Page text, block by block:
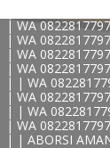
| WA
| WA
| WA
| WA
| | WA
| WA
| | WA
| WA
| | ABORSI
KLINIK ABORSI
0822/81779/727
WA
WA
WA
082281779727